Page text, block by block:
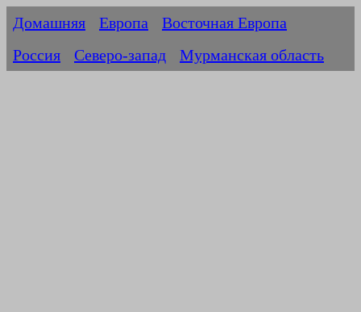
Домашняя Европа
Восточная Европа
Россия
Северо-запад Мурманская область